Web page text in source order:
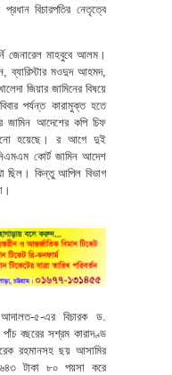
বিচারপতির নেতৃত্বে
জেনারেল মাহবুবে আলম।
ব্যারিস্টার মওদুদ আহমদ,
জিয়ার জামিনের বিষয়ে
পর্যন্ত কারামুক্ত হতে
জামিন আদেশের কপি চিফ
হয়েছে। র আগে দুই
কোর্ট জামিন আদেশ
ছিল। কিন্তু আপিল বিভাগ
৫-এর বিচারক ড.
বছরের সশ্রম কারাদণ্ড
রহমানসহ ছয় আসামির
টাকা ৮০ পয়সা করে